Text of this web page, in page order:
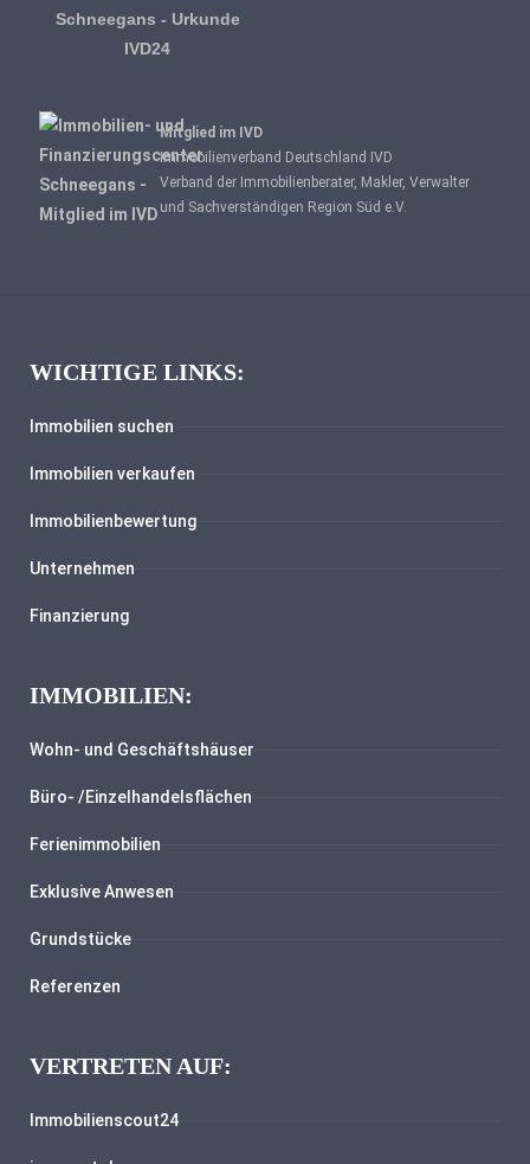
Mitglied im IVD
Immobilienverband Deutschland IVD
Verband der Immobilienberater, Makler, Verwalter
und Sachverständigen Region Süd e.V.
WICHTIGE LINKS:
Immobilien suchen
Immobilien verkaufen
Immobilienbewertung
Unternehmen
Finanzierung
IMMOBILIEN:
Wohn- und Geschäftshäuser
Büro- /Einzelhandelsflächen
Ferienimmobilien
Exklusive Anwesen
Grundstücke
Referenzen
VERTRETEN AUF:
Immobilienscout24